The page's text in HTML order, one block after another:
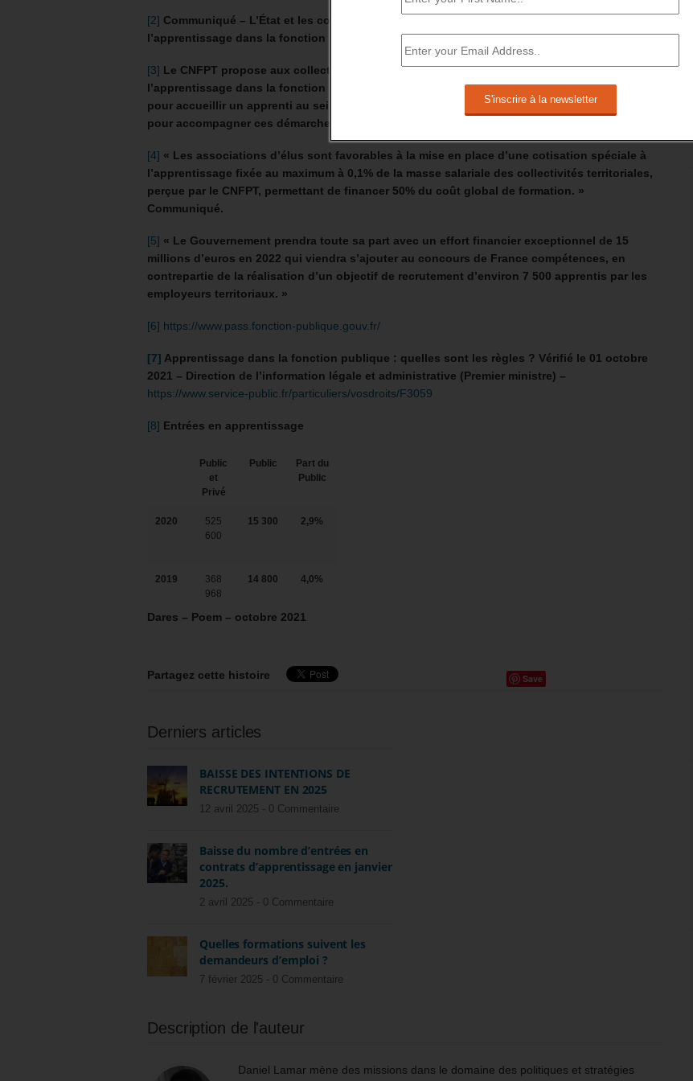
[2] Communiqué – L’État et les collectivités territoriales agissent ensemble en faveur de
l’apprentissage dans la fonction publique territoriale –15/10/21
[3] Le CNFPT propose aux collectivités territoriales un guide sur la mise en œuvre de
l’apprentissage dans la fonction publique territoriale. Il détaille les démarches à effectuer
pour accueillir un apprenti au sein d’un établissement public et propose des fiches pratiques
pour accompagner ces démarches.
[4] « Les associations d’élus sont favorables à la mise en place d’une cotisation spéciale à
l’apprentissage fixée au maximum à 0,1% de la masse salariale des collectivités territoriales,
perçue par le CNFPT, permettant de financer 50% du coût global de formation. »
Communiqué.
[5] « Le Gouvernement prendra toute sa part avec un effort financier exceptionnel de 15
millions d’euros en 2022 qui viendra s’ajouter au concours de France compétences, en
contrepartie de la réalisation d’un objectif de recrutement d’environ 7 500 apprentis par les
employeurs territoriaux. »
[6] https://www.pass.fonction-publique.gouv.fr/
[7] Apprentissage dans la fonction publique : quelles sont les règles ? Vérifié le 01 octobre
2021 – Direction de l’information légale et administrative (Premier ministre) –
https://www.service-public.fr/particuliers/vosdroits/F3059
[8] Entrées en apprentissage
Public
et
Privé
Public
Part du
Public
2020
525
600
15 300 2,9%
2019
368
968
14 800 4,0%
Dares – Poem – octobre 2021
Partagez cette histoire Save
Derniers articles
BAISSE DES INTENTIONS DE
RECRUTEMENT EN 2025
12 avril 2025 - 0 Commentaire
Baisse du nombre d’entrées en
contrats d’apprentissage en janvier
2025.
2 avril 2025 - 0 Commentaire
Quelles formations suivent les
demandeurs d’emploi ?
7 février 2025 - 0 Commentaire
Description de l'auteur
Daniel Lamar mène des missions dans le domaine des politiques et stratégies